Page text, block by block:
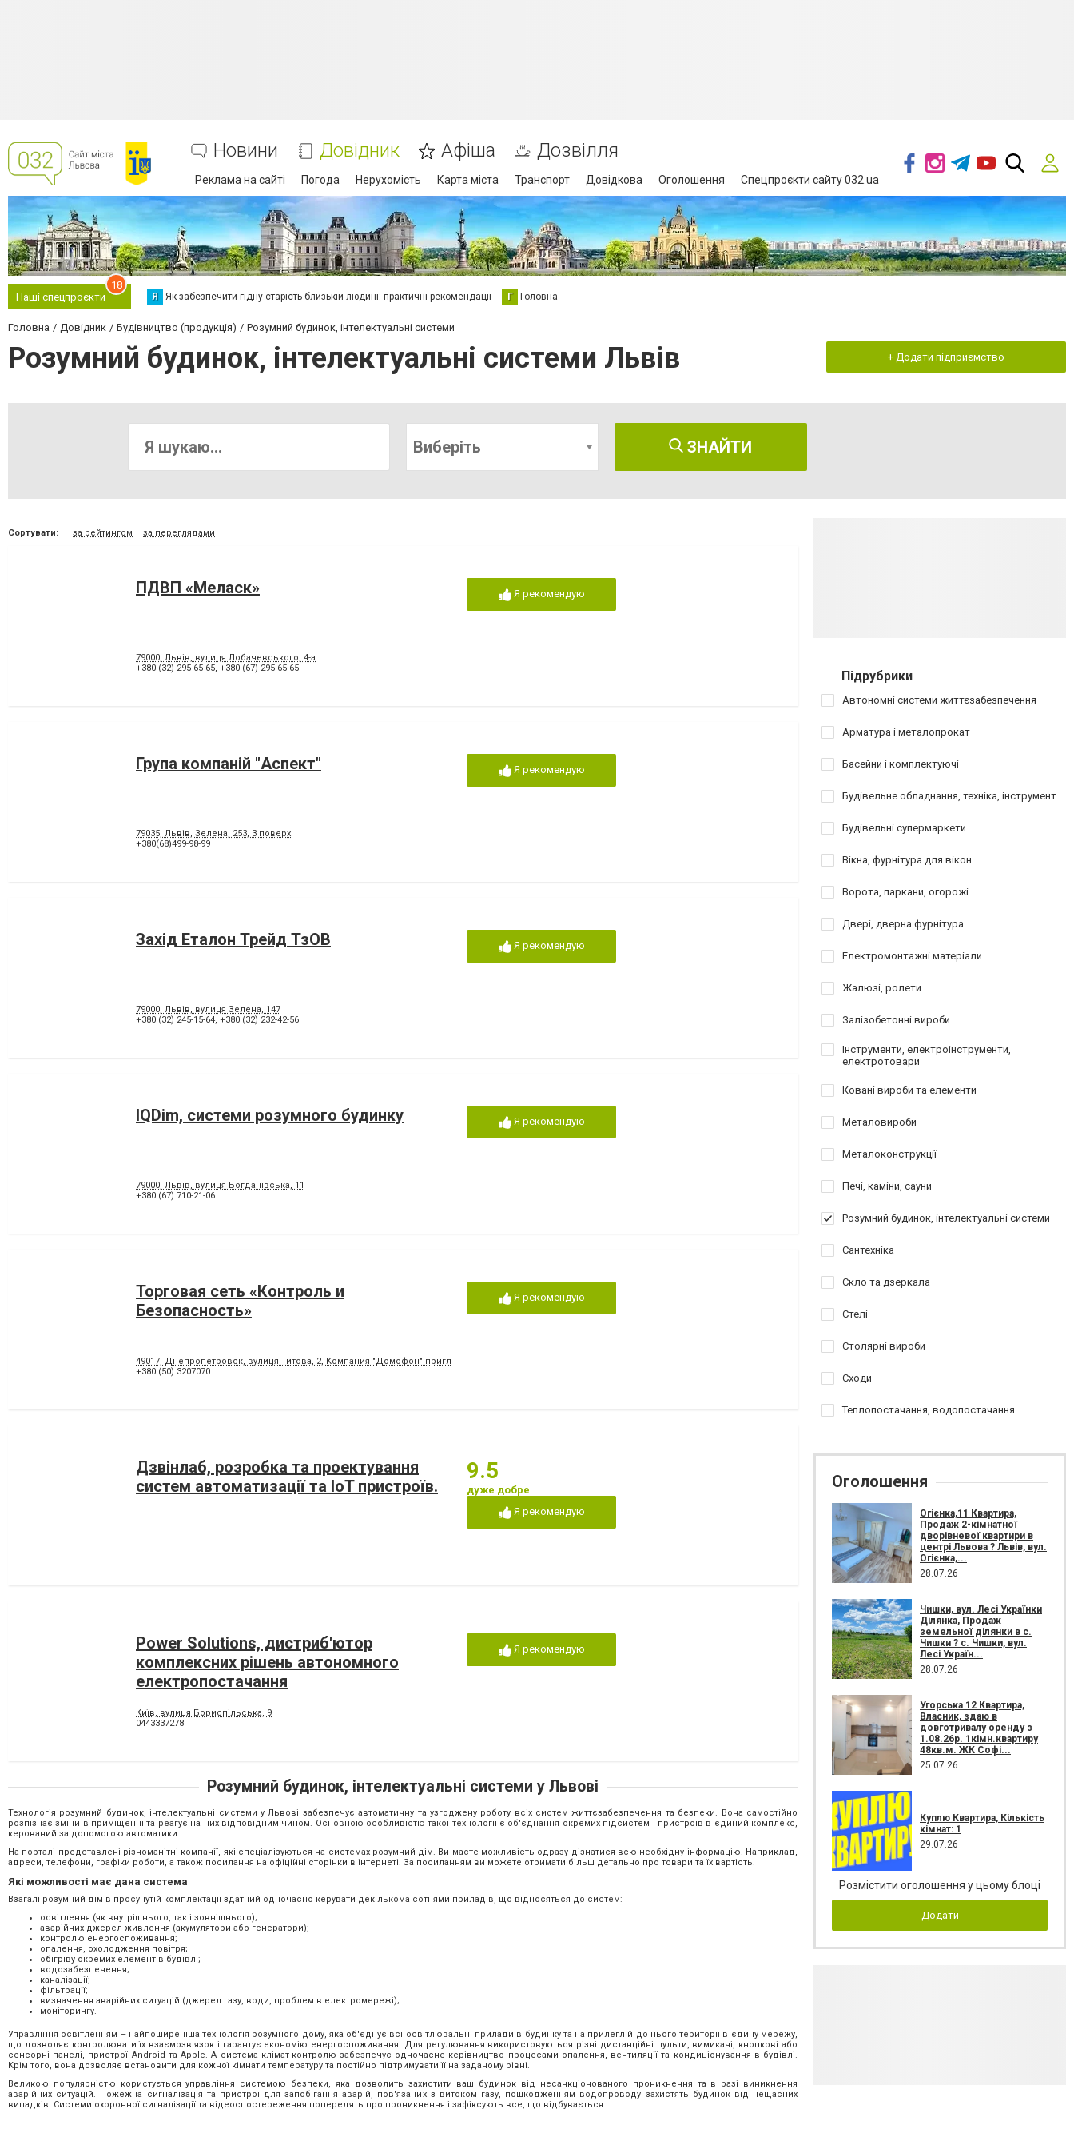
Новини Довідник Афіша Дозвілля
Реклама на сайті Погода Нерухомість Карта міста Транспорт Довідкова Оголошення Спецпроєкти сайту 032.ua
Наші спецпроєкти
18
Я Як забезпечити гідну старість близькій людині: практичні рекомендації Г Головна
Головна Довідник Будівництво (продукція) Розумний будинок, інтелектуальні системи
Розумний будинок, інтелектуальні системи Львів + Додати підприємство
Виберіть ЗНАЙТИ
Сортувати: за рейтингом за переглядами
ПДВП «Меласк»
79000, Львів, вулиця Лобачевського, 4-а
+380 (32) 295-65-65, +380 (67) 295-65-65
Я рекомендую
Група компаній "Аспект"
79035, Львів, Зелена, 253, 3 поверх
+380(68)499-98-99
Я рекомендую
Захід Еталон Трейд ТзОВ
79000, Львів, вулиця Зелена, 147
+380 (32) 245-15-64, +380 (32) 232-42-56
Я рекомендую
IQDim, системи розумного будинку
79000, Львів, вулиця Богданівська, 11
+380 (67) 710-21-06
Я рекомендую
Торговая сеть «Контроль и
Безопасность»
49017, Днепропетровск, вулиця Титова, 2, Компания "Домофон" приглашает к сотрудничеству.
+380 (50) 3207070
Я рекомендую
Дзвінлаб, розробка та проектування
систем автоматизації та IoT пристроїв.
9.5
дуже добре
Я рекомендую
Power Solutions, дистриб'ютор
комплексних рішень автономного
електропостачання
Київ, вулиця Бориспільська, 9
0443337278
Я рекомендую
Розумний будинок, інтелектуальні системи у Львові
Технологія розумний будинок, інтелектуальні системи у Львові забезпечує автоматичну та узгоджену роботу всіх систем життєзабезпечення та безпеки. Вона самостійно
розпізнає зміни в приміщенні та реагує на них відповідним чином. Основною особливістю такої технології є об'єднання окремих підсистем і пристроїв в єдиний комплекс,
керований за допомогою автоматики.
На порталі представлені різноманітні компанії, які спеціалізуються на системах розумний дім. Ви маєте можливість одразу дізнатися всю необхідну інформацію. Наприклад,
адреси, телефони, графіки роботи, а також посилання на офіційні сторінки в інтернеті. За посиланням ви можете отримати більш детально про товари та їх вартість.
Які можливості має дана система
Взагалі розумний дім в просунутій комплектації здатний одночасно керувати декількома сотнями приладів, що відносяться до систем:
освітлення (як внутрішнього, так і зовнішнього);
аварійних джерел живлення (акумулятори або генератори);
контролю енергоспоживання;
опалення, охолодження повітря;
обігріву окремих елементів будівлі;
водозабезпечення;
каналізації;
фільтрації;
визначення аварійних ситуацій (джерел газу, води, проблем в електромережі);
моніторингу.
Управління освітленням – найпоширеніша технологія розумного дому, яка об'єднує всі освітлювальні прилади в будинку та на прилеглій до нього території в єдину мережу,
що дозволяє контролювати їх взаємозв'язок і гарантує економію енергоспоживання. Для регулювання використовуються різні дистанційні пульти, вимикачі, кнопкові або
сенсорні панелі, пристрої Android та Apple. А система клімат-контролю забезпечує одночасне керівництво процесами опалення, вентиляції та кондиціонування в будівлі.
Крім того, вона дозволяє встановити для кожної кімнати температуру та постійно підтримувати її на заданому рівні.
Великою популярністю користується управління системою безпеки, яка дозволить захистити ваш будинок від несанкціонованого проникнення та в разі виникнення
аварійних ситуацій. Пожежна сигналізація та пристрої для запобігання аварій, пов'язаних з витоком газу, пошкодженням водопроводу захистять будинок від нещасних
випадків. Системи охоронної сигналізації та відеоспостереження попередять про проникнення і зафіксують все, що відбувається.
Підрубрики
Автономні системи життєзабезпечення
Арматура і металопрокат
Басейни і комплектуючі
Будівельне обладнання, техніка, інструмент
Будівельні супермаркети
Вікна, фурнітура для вікон
Ворота, паркани, огорожі
Двері, дверна фурнітура
Електромонтажні матеріали
Жалюзі, ролети
Залізобетонні вироби
Інструменти, електроінструменти,
електротовари
Ковані вироби та елементи
Металовироби
Металоконструкції
Печі, каміни, сауни
Розумний будинок, інтелектуальні системи
Сантехніка
Скло та дзеркала
Стелі
Столярні вироби
Сходи
Теплопостачання, водопостачання
Оголошення
Огієнка,11 Квартира,
Продаж 2-кімнатної
дворівневої квартири в
центрі Львова ? Львів, вул.
Огієнка,...
28.07.26
Чишки, вул. Лесі Українки
Ділянка, Продаж
земельної ділянки в с.
Чишки ? с. Чишки, вул.
Лесі Україн...
28.07.26
Угорська 12 Квартира,
Власник, здаю в
довготривалу оренду з
1.08.26р. 1кімн.квартиру
48кв.м. ЖК Софі...
25.07.26
Куплю Квартира, Кількість
кімнат: 1
29.07.26
Розмістити оголошення у цьому блоці
Додати